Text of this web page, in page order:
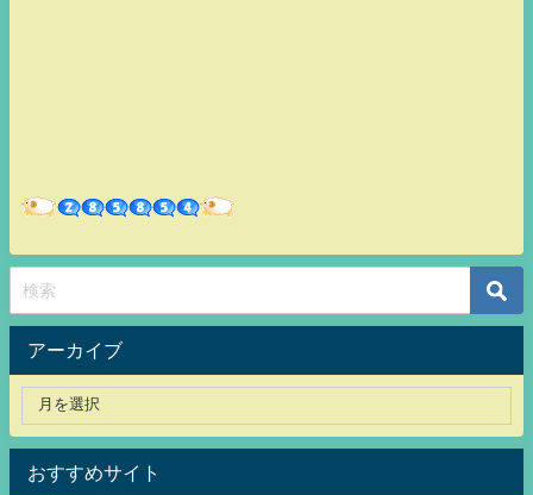
アーカイブ
おすすめサイト